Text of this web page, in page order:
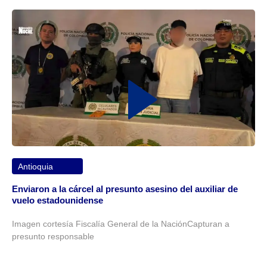
Antioquia
Enviaron a la cárcel al presunto asesino del auxiliar de
vuelo estadounidense
Imagen cortesía Fiscalía General de la NaciónCapturan a
presunto responsable